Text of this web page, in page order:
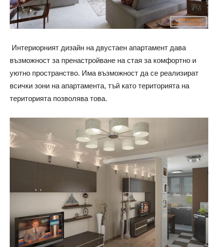
Интериорният дизайн на двустаен апартамент дава
възможност за пренастройване на стая за комфортно и
уютно пространство. Има възможност да се реализират
всички зони на апартамента, тъй като територията на
територията позволява това.